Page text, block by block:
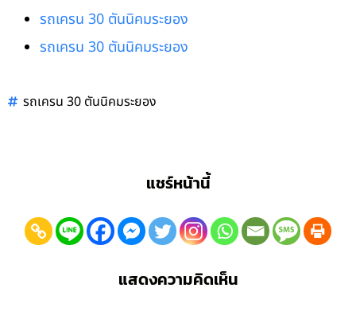
รถเครน 30 ตันนิคมระยอง
รถเครน 30 ตันนิคมระยอง
รถเครน 30 ตันนิคมระยอง
แชร์หน้านี้
แสดงความคิดเห็น